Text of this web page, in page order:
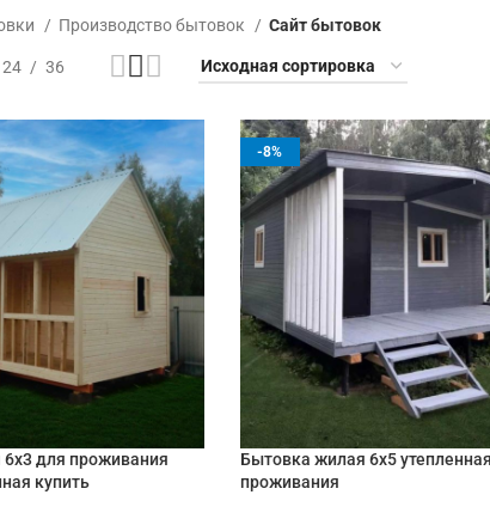
Производство бытовок Сайт бытовок
24 36
для проживания
купить
-8%
Бытовка жилая 6х5
проживания